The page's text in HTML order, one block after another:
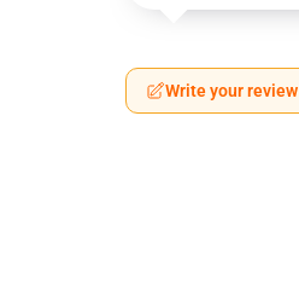
Write your review